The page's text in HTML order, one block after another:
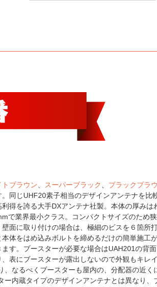
トブラウン スーパーブラック
ブラックブラウ
同じUHF20素子相当のデザインアンテナを比
得を誇る大手DXアンテナ社製。本体の厚みは
で業界最小クラス。コンパクトサイズのため狭
面に取り付けの場合は、極細のビスを６箇所
体をはめ込みボルトを締めるだけの簡単施工
す。ブースターが必要な場合はUAH201の背面
表にブースターが露出しないので外観もキレイ
なるべくブースターも屋内の、分配器の近く
ー内蔵タイプのデザインアンテナとは異なり、